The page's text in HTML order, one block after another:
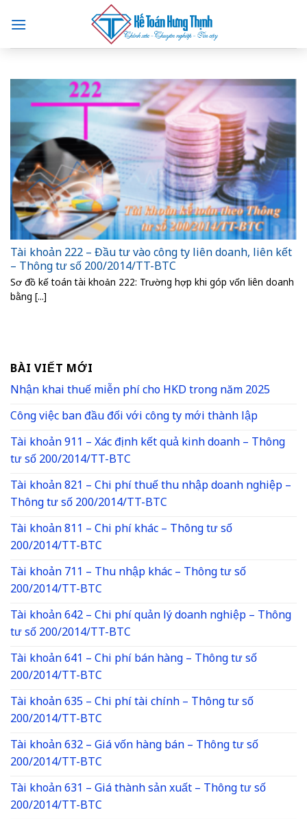
content
Tài khoản 222 – Đầu tư vào công ty liên doanh, liên kết
– Thông tư số 200/2014/TT-BTC
Sơ đồ kế toán tài khoản 222: Trường hợp khi góp vốn liên doanh
bằng [...]
BÀI VIẾT MỚI
Nhận khai thuế miễn phí cho HKD trong năm 2025
Công việc ban đầu đối với công ty mới thành lập
Tài khoản 911 – Xác định kết quả kinh doanh – Thông
tư số 200/2014/TT-BTC
Tài khoản 821 – Chi phí thuế thu nhập doanh nghiệp –
Thông tư số 200/2014/TT-BTC
Tài khoản 811 – Chi phí khác – Thông tư số
200/2014/TT-BTC
Tài khoản 711 – Thu nhập khác – Thông tư số
200/2014/TT-BTC
Tài khoản 642 – Chi phí quản lý doanh nghiệp – Thông
tư số 200/2014/TT-BTC
Tài khoản 641 – Chi phí bán hàng – Thông tư số
200/2014/TT-BTC
Tài khoản 635 – Chi phí tài chính – Thông tư số
200/2014/TT-BTC
Tài khoản 632 – Giá vốn hàng bán – Thông tư số
200/2014/TT-BTC
Tài khoản 631 – Giá thành sản xuất – Thông tư số
200/2014/TT-BTC